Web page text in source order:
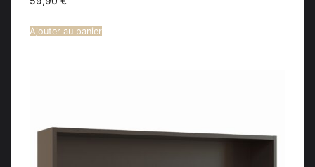
Ajouter au panier